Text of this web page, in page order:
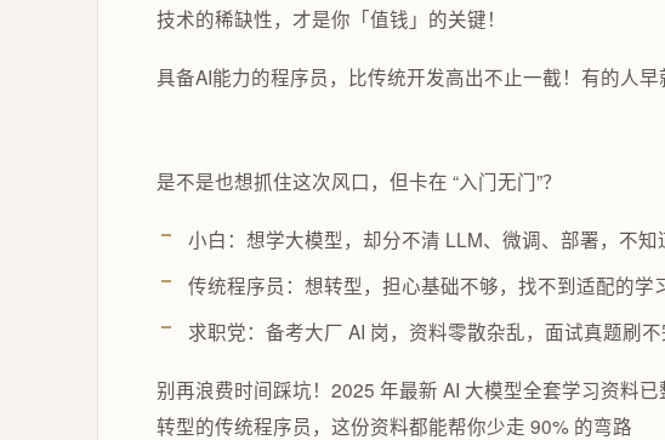
技术的稀缺性，才是你「值钱」的关键！
具备AI能力的程序员，比传统开发高出不止一截！有的人早
是不是也想抓住这次风口，但卡在 “入门无门”？
小白：想学大模型，却分不清 LLM、微调、部署，不知
传统程序员：想转型，担心基础不够，找不到适配的学
求职党：备考大厂 AI 岗，资料零散杂乱，面试真题刷不
别再浪费时间踩坑！2025 年最新 AI 大模型全套学习资料
转型的传统程序员，这份资料都能帮你少走 90% 的弯路